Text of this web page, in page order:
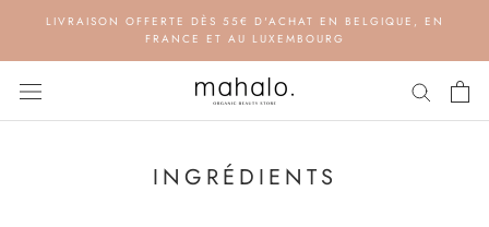
contenu
LIVRAISON OFFERTE DÈS 55€ D'ACHAT EN BELGIQUE, EN
FRANCE ET AU LUXEMBOURG
INGRÉDIENTS